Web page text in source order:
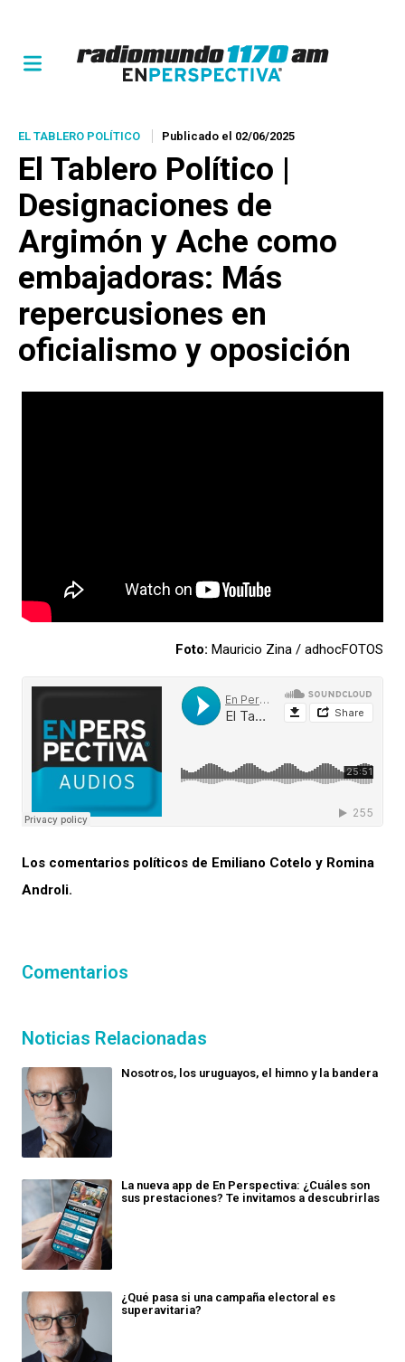
EL TABLERO POLÍTICO Publicado el 02/06/2025
El Tablero Político |
Designaciones de
Argimón y Ache como
embajadoras: Más
repercusiones en
oficialismo y oposición
Foto: Mauricio Zina / adhocFOTOS
Los comentarios políticos de Emiliano Cotelo y Romina
Androli.
Comentarios
Noticias Relacionadas
Nosotros, los uruguayos, el himno y la bandera
La nueva app de En Perspectiva: ¿Cuáles son
sus prestaciones? Te invitamos a descubrirlas
¿Qué pasa si una campaña electoral es
superavitaria?